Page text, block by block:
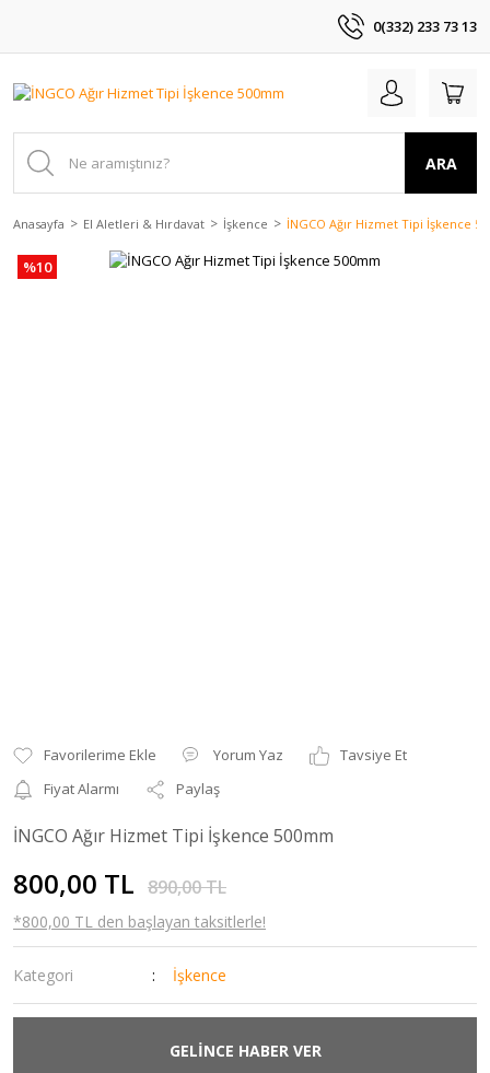
0(332) 233 73 13
ARA
Anasayfa El Aletleri & Hırdavat İşkence İNGCO Ağır Hizmet Tipi İşkence
%10
Yorum Yaz
Tavsiye Et
Fiyat Alarmı
Paylaş
İNGCO Ağır Hizmet Tipi İşkence 500mm
800,00 TL 890,00 TL
*800,00 TL den başlayan taksitlerle!
Kategori İşkence
GELİNCE HABER VER